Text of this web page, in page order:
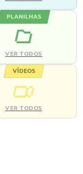
PLANILHAS
VER TODOS
VÍDEOS
VER TODOS